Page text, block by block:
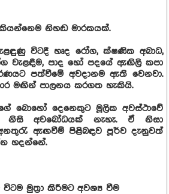
නිහඬ මාරකයක්.
විටදී හෘද රෝග, ක්ෂණික අබාධ,
වැළඳීම, පාද හෝ පදයේ ඇඟිලි කපා
පත්වීමේ අවදානම ඇති වෙනවා.
මඟින් පාලනය කරගත හැකියි.
බොහෝ දෙනෙකුට මූලික අවස්ථාවේ
අවබෝධයක් නැහැ. ඒ නිසා
ඇඟවීම් පිළිබඳව පූර්ව දැනුවත්
හදන්නේ.
මුත්‍රා කිරීමට අවශ්‍ය වීම